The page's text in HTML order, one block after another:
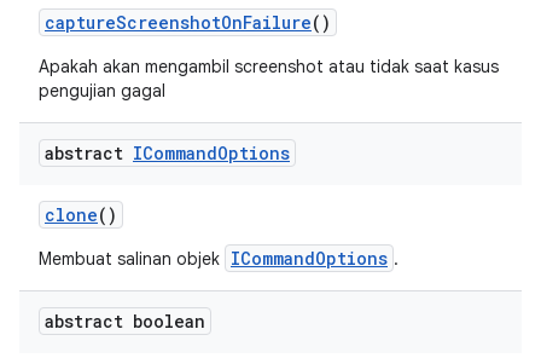
captureScreenshotOnFailure()
Apakah akan mengambil screenshot atau tidak saat kasus
pengujian gagal
abstract ICommandOptions
clone()
Membuat salinan objek ICommandOptions .
abstract boolean